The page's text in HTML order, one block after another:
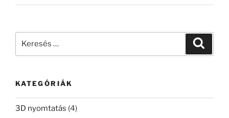
KATEGÓRIÁK
3D nyomtatás (4)